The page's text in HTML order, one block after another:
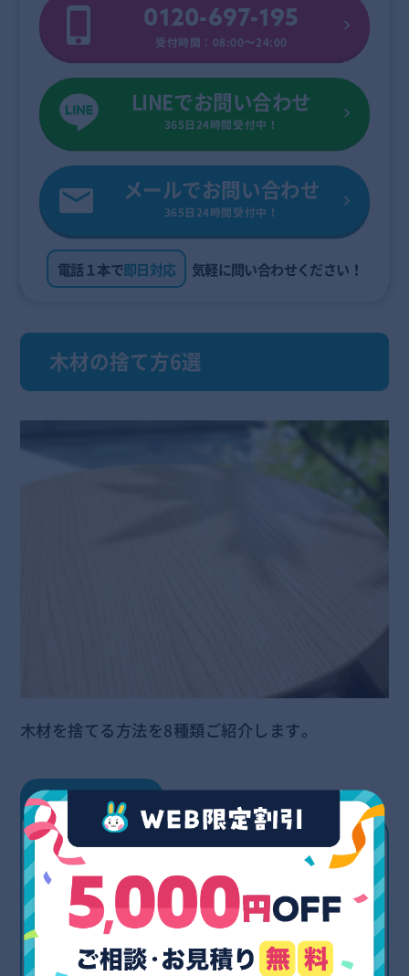
0120-697-195
受付時間：08:00〜24:00
LINEでお問い合わせ
365日24時間受付中！
メールでお問い合わせ
365日24時間受付中！
電話１本で即日対応 気軽に問い合わせください！
木材の捨て方6選
木材を捨てる方法を8種類ご紹介します。
木材の捨て方6選
① 可燃ゴミの日に出す
② 粗大ゴミとして回収してもらう
③ 専門業者を利用する(買取・処分)